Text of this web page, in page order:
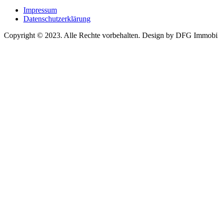
Impressum
Datenschutzerklärung
Copyright © 2023. Alle Rechte vorbehalten. Design by DFG